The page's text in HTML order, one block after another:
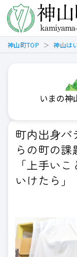
神山町TOP 神山は
いまの神
町内出身パ
らの町の
「上手い
いけたら」